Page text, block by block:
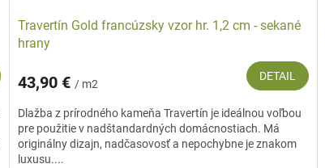
Travertín Gold francúzsky vzor hr. 1,2 cm - sekané
hrany
43,90 €/ m2
DETAIL
Dlažba z prírodného kameňa Travertín je ideálnou voľbou
pre použitie v nadštandardných domácnostiach. Má
originálny dizajn, nadčasovosť a nepochybne je znakom
luxusu....